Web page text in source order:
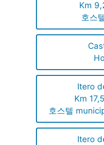
Km
호스
Itero
Km
호스텔
Itero